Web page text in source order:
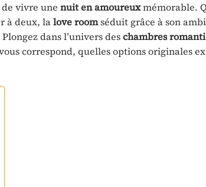
vivre une nuit en amoureuxmémorable.
à deux, lalove roomséduit grâce à son
dans l’univers deschambres
correspond, quelles options originales